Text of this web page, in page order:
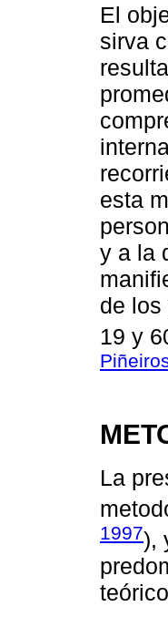
El
sirva
esta
y a la
de los
19 y
La
1997),